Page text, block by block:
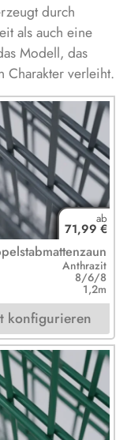
durch
als auch eine
Modell, das
Charakter verleiht.
71,99 €
Anthrazit
8/6/8
1,2m
konfigurieren